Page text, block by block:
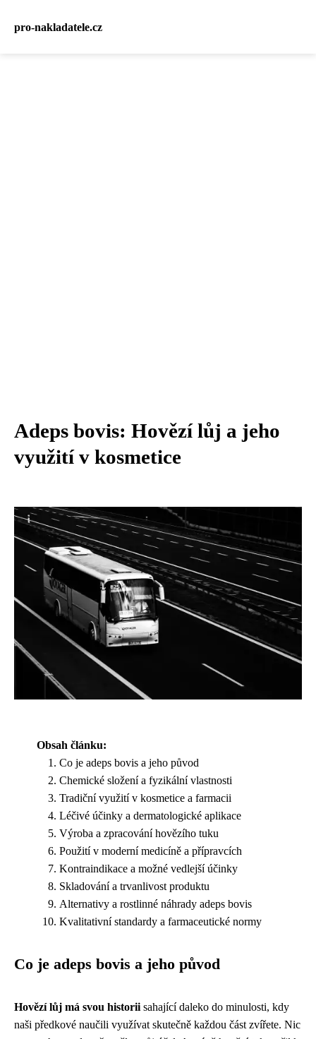
pro-nakladatele.cz
Adeps bovis: Hovězí lůj a jeho
využití v kosmetice
Obsah článku:
Co je adeps bovis a jeho původ
Chemické složení a fyzikální vlastnosti
Tradiční využití v kosmetice a farmacii
Léčivé účinky a dermatologické aplikace
Výroba a zpracování hovězího tuku
Použití v moderní medicíně a přípravcích
Kontraindikace a možné vedlejší účinky
Skladování a trvanlivost produktu
Alternativy a rostlinné náhrady adeps bovis
Kvalitativní standardy a farmaceutické normy
Co je adeps bovis a jeho původ
Hovězí lůj má svou historii sahající daleko do minulosti, kdy
naši předkové naučili využívat skutečně každou část zvířete. Nic